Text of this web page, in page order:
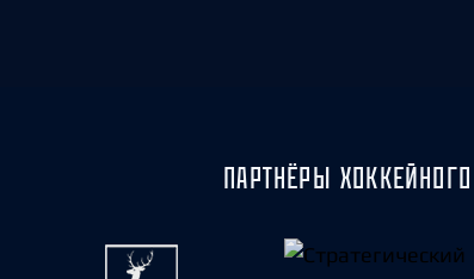
ПАРТНЁРЫ